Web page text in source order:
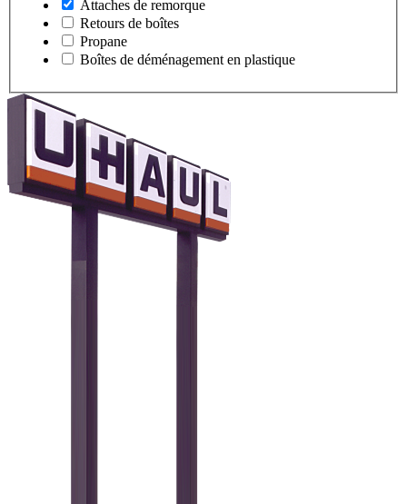
Attaches de remorque
Retours de boîtes
Propane
Boîtes de déménagement en plastique